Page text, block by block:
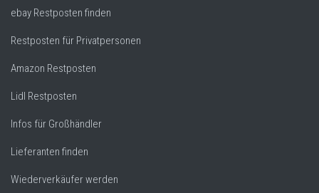
ebay Restposten finden
Restposten für Privatpersonen
Amazon Restposten
Lidl Restposten
Infos für Großhändler
Lieferanten finden
Wiederverkäufer werden